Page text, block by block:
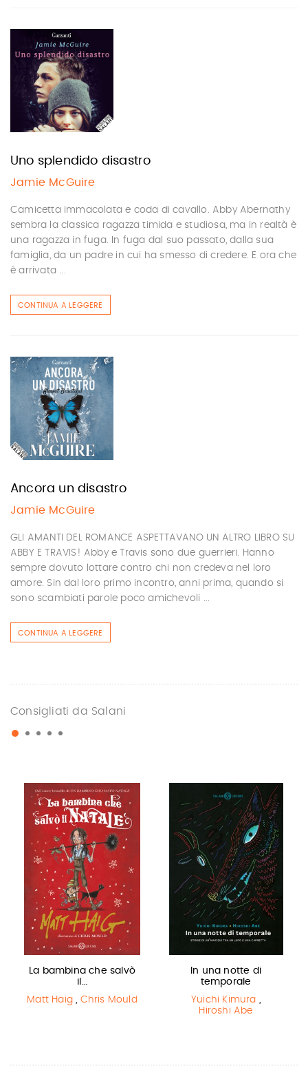
Uno splendido disastro
Jamie McGuire
Camicetta immacolata e coda di cavallo. Abby Abernathy
sembra la classica ragazza timida e studiosa, ma in realtà è
una ragazza in fuga. In fuga dal suo passato, dalla sua
famiglia, da un padre in cui ha smesso di credere. E ora che
è arrivata ...
CONTINUA A LEGGERE
Ancora un disastro
Jamie McGuire
GLI AMANTI DEL ROMANCE ASPETTAVANO UN ALTRO LIBRO SU
ABBY E TRAVIS! Abby e Travis sono due guerrieri. Hanno
sempre dovuto lottare contro chi non credeva nel loro
amore. Sin dal loro primo incontro, anni prima, quando si
sono scambiati parole poco amichevoli ...
CONTINUA A LEGGERE
Consigliati da Salani
La bambina che salvò
il…
Matt Haig , Chris Mould
In una notte di
temporale
Yuichi Kimura ,
Hiroshi Abe